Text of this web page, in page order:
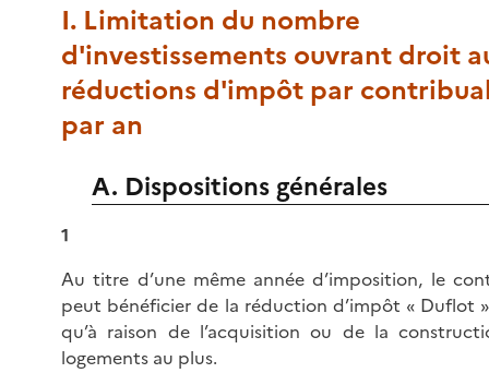
I. Limitation du nombre
d'investissements ouvrant droit
réductions d'impôt par
par an
A. Dispositions générales
1
Au titre d’une même année d’imposition, le
peut bénéficier de la réduction d’impôt « Duflot
qu’à raison de l’acquisition ou de la
logements au plus.